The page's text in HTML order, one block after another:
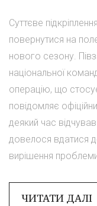
Суттєве
повернутися на
нового сезону.
національної
операцію, що
повідомляє
деякий час
довелося вдатися
вирішення
ЧИТАТИ ДАЛІ